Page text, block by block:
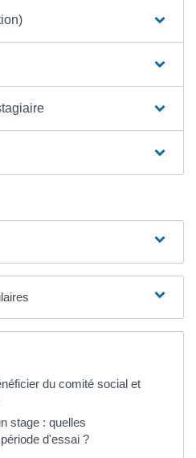
du comité social et
stage : quelles
d'essai ?